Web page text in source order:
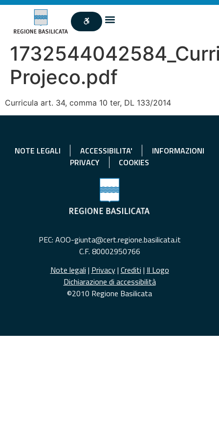
Projeco.pdf
Curricula art. 34, comma 10 ter, DL 133/2014
NOTE LEGALI ACCESSIBILITA'
INFORMAZIONI
PRIVACY
COOKIES
PEC: AOO-giunta@cert.regione.basilicata.it
C.F. 80002950766
Note legali | Privacy| Crediti | Il Logo
Dichiarazione di accessibilità
©2010 Regione Basilicata